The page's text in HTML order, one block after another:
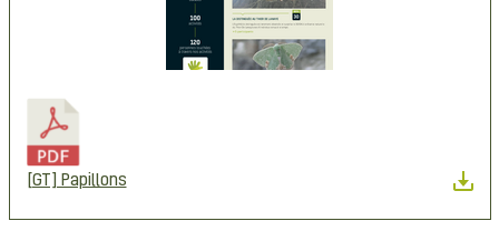
[GT] Papillons